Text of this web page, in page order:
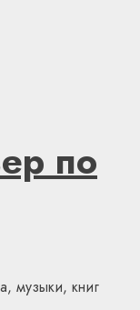
по
музыки, книг